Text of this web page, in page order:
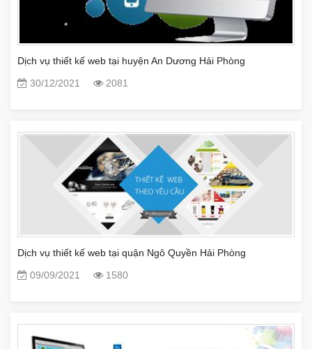
Dịch vụ thiết kế web tại huyện An Dương Hải Phòng
30/12/2021
2081
Dịch vụ thiết kế web tại quận Ngô Quyền Hải Phòng
09/09/2021
1580